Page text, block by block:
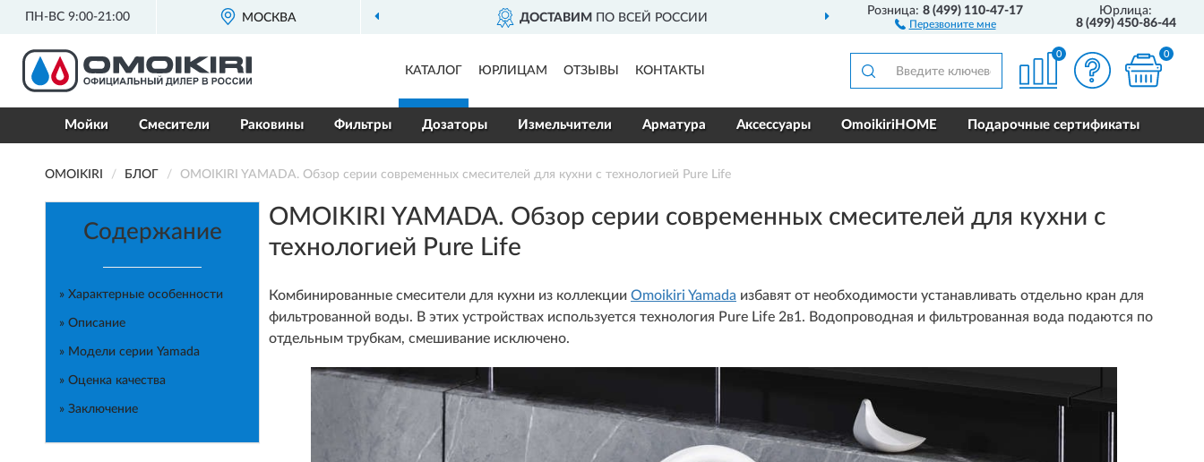
ПН-ВС 9:00-21:00 МОСКВА
ОФИЦИАЛЬНЫЙ ДИЛЕР OMOIKIRI В РОССИИ ДОСТАВИМ ПО ВСЕЙ РОССИИ ПОЛНЫЙ АССОРТИМЕНТ БРЕНДА
Розница:8 (499) 110-47-17
Перезвоните мне
Юрлица:
8 (499) 450-86-44
КАТАЛОГ ЮРЛИЦАМ ОТЗЫВЫ КОНТАКТЫ
0 0
Мойки Смесители Раковины Фильтры Дозаторы Измельчители Арматура Аксессуары OmoikiriHOME Подарочные сертификаты
OMOIKIRI БЛОГ OMOIKIRI YAMADA. Обзор серии современных смесителей для кухни с технологией Pure Life
Содержание
» Характерные особенности
» Описание
» Модели серии Yamada
» Оценка качества
» Заключение
OMOIKIRI YAMADA. Обзор серии современных смесителей для кухни с
технологией Pure Life
Комбинированные смесители для кухни из коллекции Omoikiri Yamada избавят от необходимости устанавливать отдельно кран для
фильтрованной воды. В этих устройствах используется технология Pure Life 2в1. Водопроводная и фильтрованная вода подаются по
отдельным трубкам, смешивание исключено.